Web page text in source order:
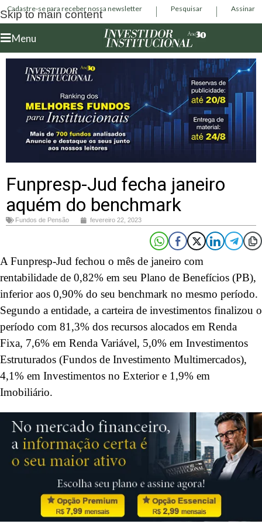
Skip to main content
Cadastre-se para receber nossa newsletter Pesquisar Assinar
Menu
Funpresp-Jud fecha janeiro
aquém do benchmark
Fundos de Pensão fevereiro 22, 2023
A Funpresp-Jud fechou o mês de janeiro com
rentabilidade de 0,82% em seu Plano de Benefícios (PB),
inferior aos 0,90% do seu benchmark no mesmo período.
Segundo a entidade, a carteira de investimentos finalizou o
período com 81,3% dos recursos alocados em Renda
Fixa, 7,6% em Renda Variável, 5,0% em Investimentos
Estruturados (Fundos de Investimento Multimercados),
4,1% em Investimentos no Exterior e 1,9% em
Imobiliário.